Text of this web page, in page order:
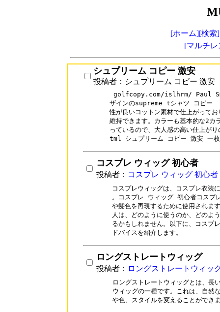
[ホーム][検索]
[マルチ
シュプリーム コピー 激安
投稿者：シュプリーム コピー 激安
golfcopy.com/islhrm/ Paul
ザインのsupreme tシャツ コピー
性が良いコットン素材で仕上がって
維持できます。カラーも基本的な2カ
っているので、大人感の高い仕上
コスプレ ウィッグ 初心者
投稿者： コスプレ ウィッグ 初心者
コスプレウィッグは、コスプレ衣装
。コスプレ ウィッグ 初心者コスプ
や髪色を再現するために使用されま
人は、どのように使うのか、どのよ
るかもしれません。以下に、コスプ
ドバイスを紹介します。
ロングストレートウィッグ
投稿者： ロングストレートウィッ
ロングストレートウィッグとは、長
ウィッグの一種です。これは、自然
や色、スタイルを変えることができ